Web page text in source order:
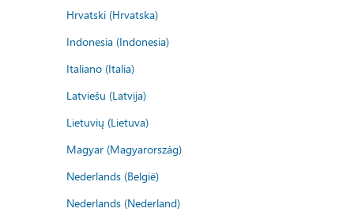
Hrvatski (Hrvatska)
Indonesia (Indonesia)
Italiano (Italia)
Latviešu (Latvija)
Lietuvių (Lietuva)
Magyar (Magyarország)
Nederlands (België)
Nederlands (Nederland)